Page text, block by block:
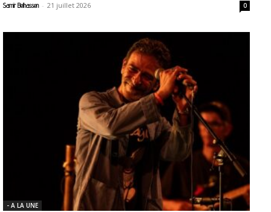
Samir Belhassen - 21 juillet 2026 0
- A LA UNE